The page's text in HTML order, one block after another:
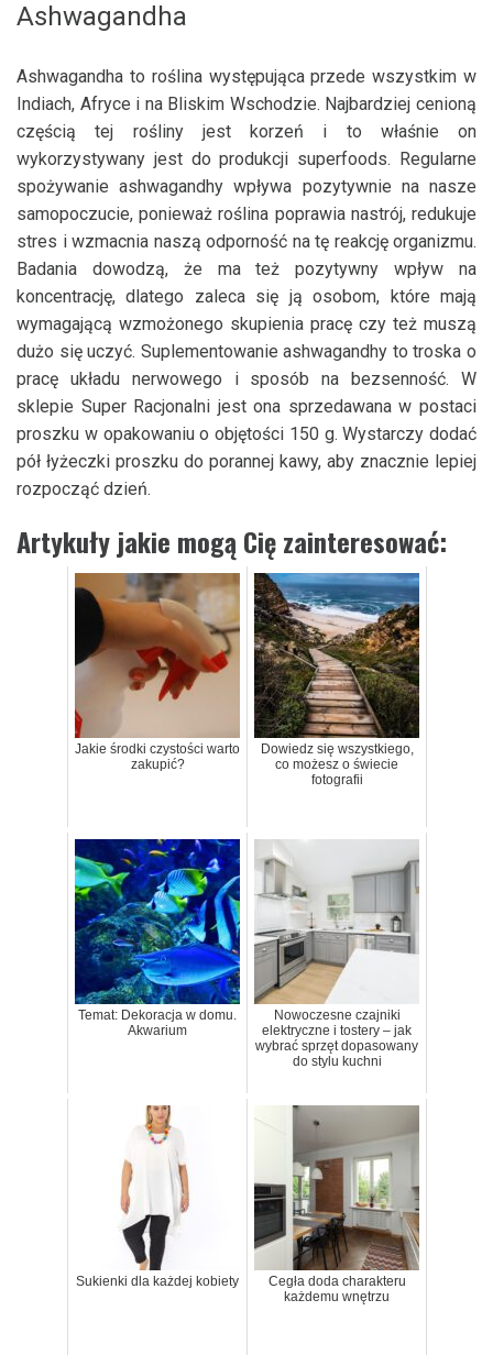
Ashwagandha
Ashwagandha to roślina występująca przede wszystkim w
Indiach, Afryce i na Bliskim Wschodzie. Najbardziej cenioną
częścią tej rośliny jest korzeń i to właśnie on
wykorzystywany jest do produkcji superfoods. Regularne
spożywanie ashwagandhy wpływa pozytywnie na nasze
samopoczucie, ponieważ roślina poprawia nastrój, redukuje
stres i wzmacnia naszą odporność na tę reakcję organizmu.
Badania dowodzą, że ma też pozytywny wpływ na
koncentrację, dlatego zaleca się ją osobom, które mają
wymagającą wzmożonego skupienia pracę czy też muszą
dużo się uczyć. Suplementowanie ashwagandhy to troska o
pracę układu nerwowego i sposób na bezsenność. W
sklepie Super Racjonalni jest ona sprzedawana w postaci
proszku w opakowaniu o objętości 150 g. Wystarczy dodać
pół łyżeczki proszku do porannej kawy, aby znacznie lepiej
rozpocząć dzień.
Artykuły jakie mogą Cię zainteresować:
Jakie środki czystości warto
zakupić?
Dowiedz się wszystkiego,
co możesz o świecie
fotografii
Temat: Dekoracja w domu.
Akwarium
Nowoczesne czajniki
elektryczne i tostery – jak
wybrać sprzęt dopasowany
do stylu kuchni
Sukienki dla każdej kobiety
Cegła doda charakteru
każdemu wnętrzu